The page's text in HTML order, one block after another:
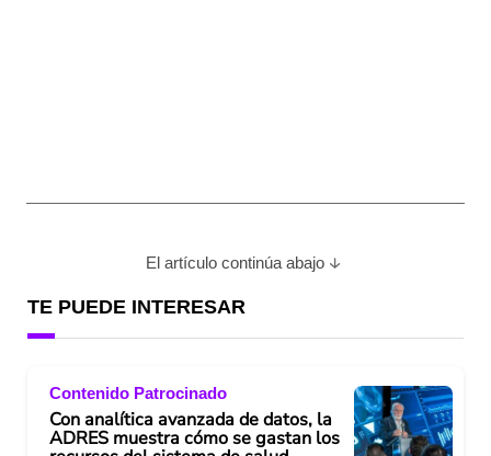
El artículo continúa abajo
TE PUEDE INTERESAR
Contenido Patrocinado
Con analítica avanzada de datos, la
ADRES muestra cómo se gastan los